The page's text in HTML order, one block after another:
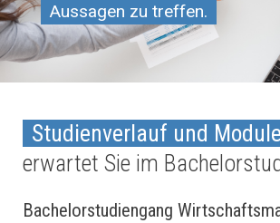
Aussagen zu treffen.
Studienverlauf und Module
erwartet Sie im
Bachelorstudiengang